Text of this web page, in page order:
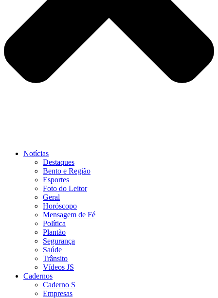
Notícias
Destaques
Bento e Região
Esportes
Foto do Leitor
Geral
Horóscopo
Mensagem de Fé
Política
Plantão
Segurança
Saúde
Trânsito
Vídeos JS
Cadernos
Caderno S
Empresas